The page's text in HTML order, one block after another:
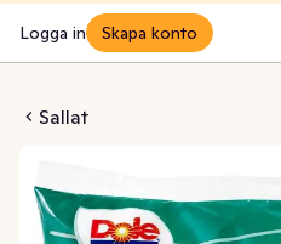
Logga in Skapa konto
Sallat
Family Mix Klass1